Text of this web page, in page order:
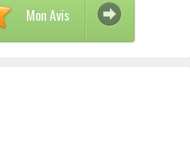
Mon Avis